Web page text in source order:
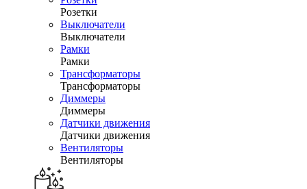
Розетки
Выключатели
Выключатели
Рамки
Рамки
Трансформаторы
Трансформаторы
Диммеры
Диммеры
Датчики движения
Датчики движения
Вентиляторы
Вентиляторы